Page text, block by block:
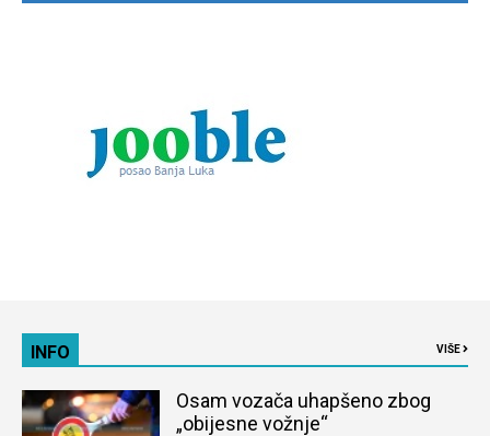
INFO VIŠE
Osam vozača uhapšeno zbog
„obijesne vožnje“